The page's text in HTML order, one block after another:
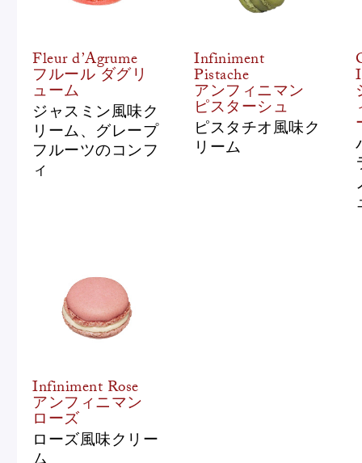
Fleur d’Agrume
フルール ダグリ
ューム
ジャスミン風味ク
リーム、グレープ
フルーツのコンフ
ィ
Infiniment
Pistache
アンフィニマン
ピスターシュ
ピスタチオ風味ク
リーム
Infiniment Rose
アンフィニマン
ローズ
ローズ風味クリー
ム